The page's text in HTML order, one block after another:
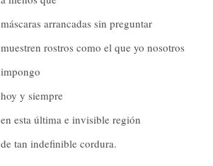
máscaras arrancadas sin preguntar
muestren rostros como el que yo nosotros
impongo
hoy y siempre
en esta última e invisible región
de tan indefinible cordura.